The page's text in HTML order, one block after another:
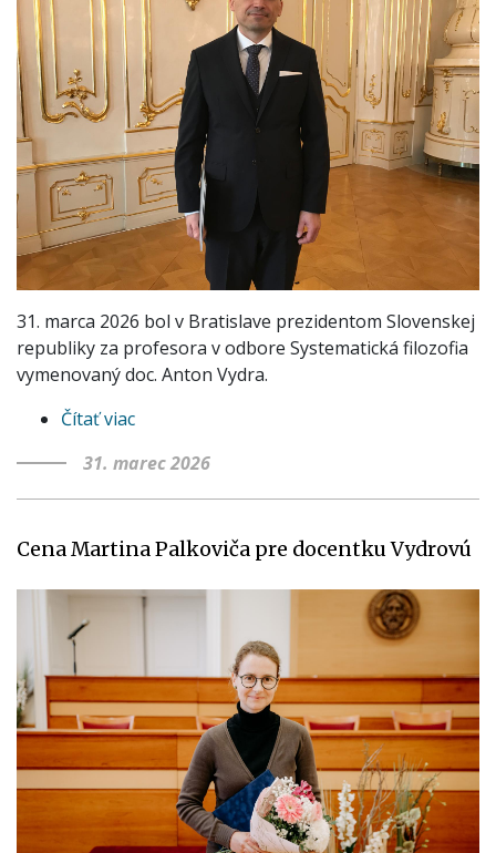
31. marca 2026 bol v Bratislave prezidentom Slovenskej
republiky za profesora v odbore Systematická filozofia
vymenovaný doc. Anton Vydra.
Čítať viac
profesorov
31. marec 2026
Cena Martina Palkoviča pre docentku Vydrovú